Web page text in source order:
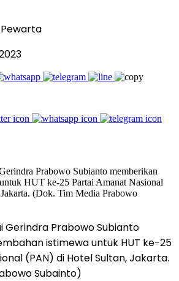
Gerindra Prabowo Subianto
istimewa untuk HUT ke-25
(PAN) di Hotel Sultan, Jakarta.
Subainto)